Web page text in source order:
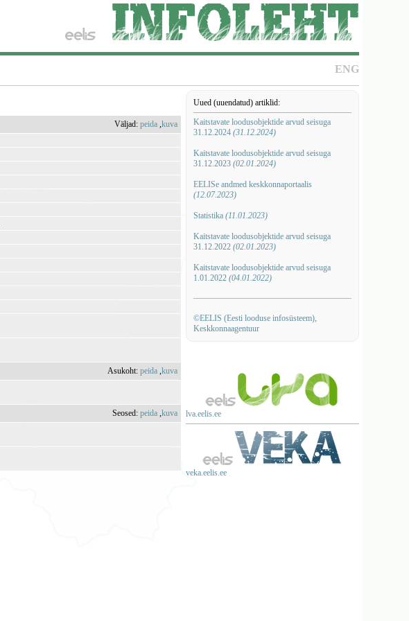
ENG
Uued (uuendatud) artiklid:
Kaitstavate loodusobjektide arvud seisuga
31.12.2024 (31.12.2024)
Kaitstavate loodusobjektide arvud seisuga
31.12.2023 (02.01.2024)
EELISe andmed keskkonnaportaalis
(12.07.2023)
Statistika (11.01.2023)
Kaitstavate loodusobjektide arvud seisuga
31.12.2022 (02.01.2023)
Kaitstavate loodusobjektide arvud seisuga
1.01.2022 (04.01.2022)
©EELIS (Eesti looduse infosüsteem),
Keskkonnaagentuur
lva.eelis.ee
veka.eelis.ee
Väljad:peida ,kuva
Asukoht:peida ,kuva
Seosed:peida ,kuva